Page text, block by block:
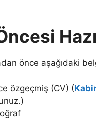
önce aşağıdaki
özgeçmiş (CV) (